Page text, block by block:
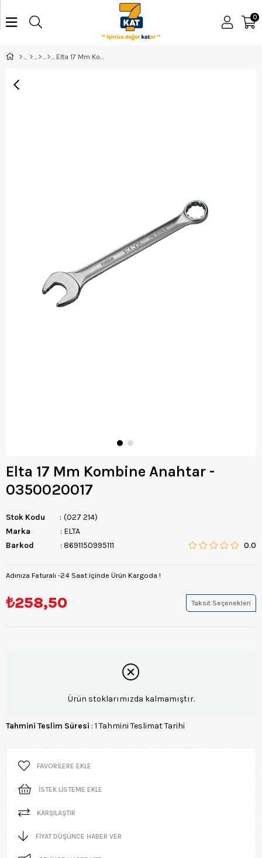
0
Elta 17 Mm Kombine Anahtar -
0350020017
Stok Kodu
(027 214)
Marka
: ELTA
Barkod
: 8691150995111 0.0
Adınıza Faturalı -24 Saat içinde Ürün Kargoda !
₺258,50 Taksit Seçenekleri
Ürün stoklarımızda kalmamıştır.
Tahmini Teslim Süresi : 1 Tahmini Teslimat Tarihi
FAVORILERE EKLE
İSTEK LISTEME EKLE
KARŞILAŞTIR
FIYAT DÜŞÜNCE HABER VER